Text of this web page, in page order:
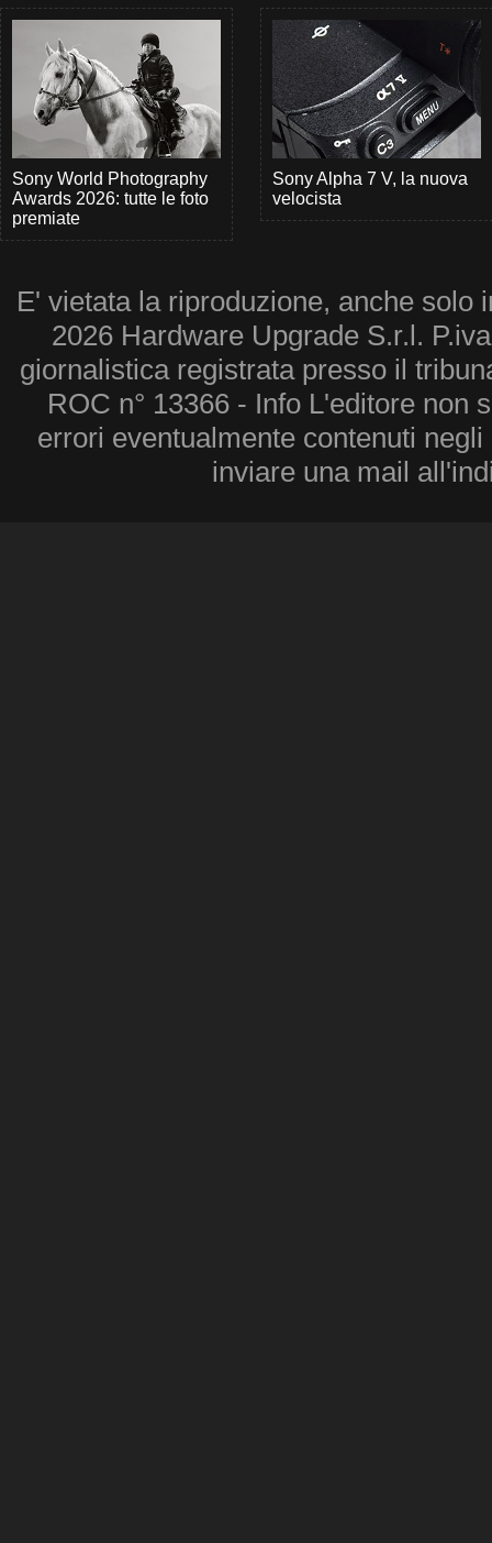
Sony World Photography
Awards 2026: tutte le foto
premiate
Sony Alpha 7 V, la nuova
velocista
E' vietata la riproduzione, anche solo
2026 Hardware Upgrade S.r.l.
giornalistica registrata presso il
ROC n° 13366 - Info L'editore non
errori eventualmente contenuti
inviare una mail